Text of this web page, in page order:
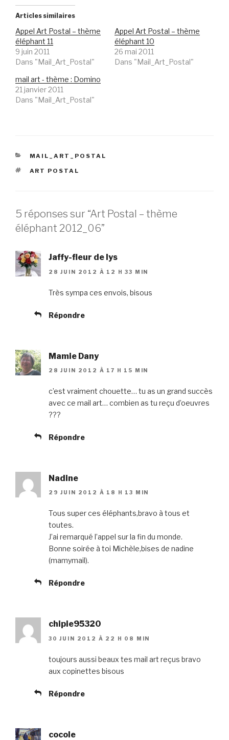
Articles similaires
Appel Art Postal – thème
éléphant 11
9 juin 2011
Dans "Mail_Art_Postal"
Appel Art Postal – thème
éléphant 10
26 mai 2011
Dans "Mail_Art_Postal"
mail art - thème : Domino
21 janvier 2011
Dans "Mail_Art_Postal"
CATÉGORIES
MAIL_ART_POSTAL
ÉTIQUETTES
ART POSTAL
5 réponses sur “Art Postal – thème
éléphant 2012_06”
Jaffy-fleur de lys
28 JUIN 2012 À 12 H 33 MIN
Très sympa ces envois, bisous
Répondre
Mamie Dany
28 JUIN 2012 À 17 H 15 MIN
c’est vraiment chouette… tu as un grand succès
avec ce mail art… combien as tu reçu d’oeuvres
???
Répondre
Nadine
29 JUIN 2012 À 18 H 13 MIN
Tous super ces éléphants,bravo à tous et
toutes.
J’ai remarqué l’appel sur la fin du monde.
Bonne soirée à toi Michèle,bises de nadine
(mamymail).
Répondre
chipie95320
30 JUIN 2012 À 22 H 08 MIN
toujours aussi beaux tes mail art reçus bravo
aux copinettes bisous
Répondre
cocole